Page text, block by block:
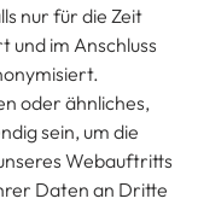
nur für die Zeit
und im Anschluss
oder ähnliches,
sein, um die
Webauftritts
Daten an Dritte